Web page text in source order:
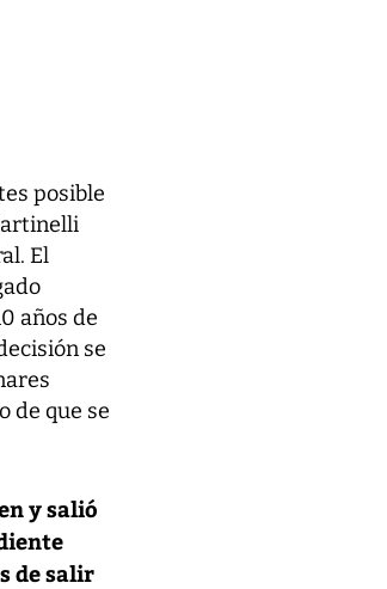
posible
El
años de
se
de que se
y salió
de salir